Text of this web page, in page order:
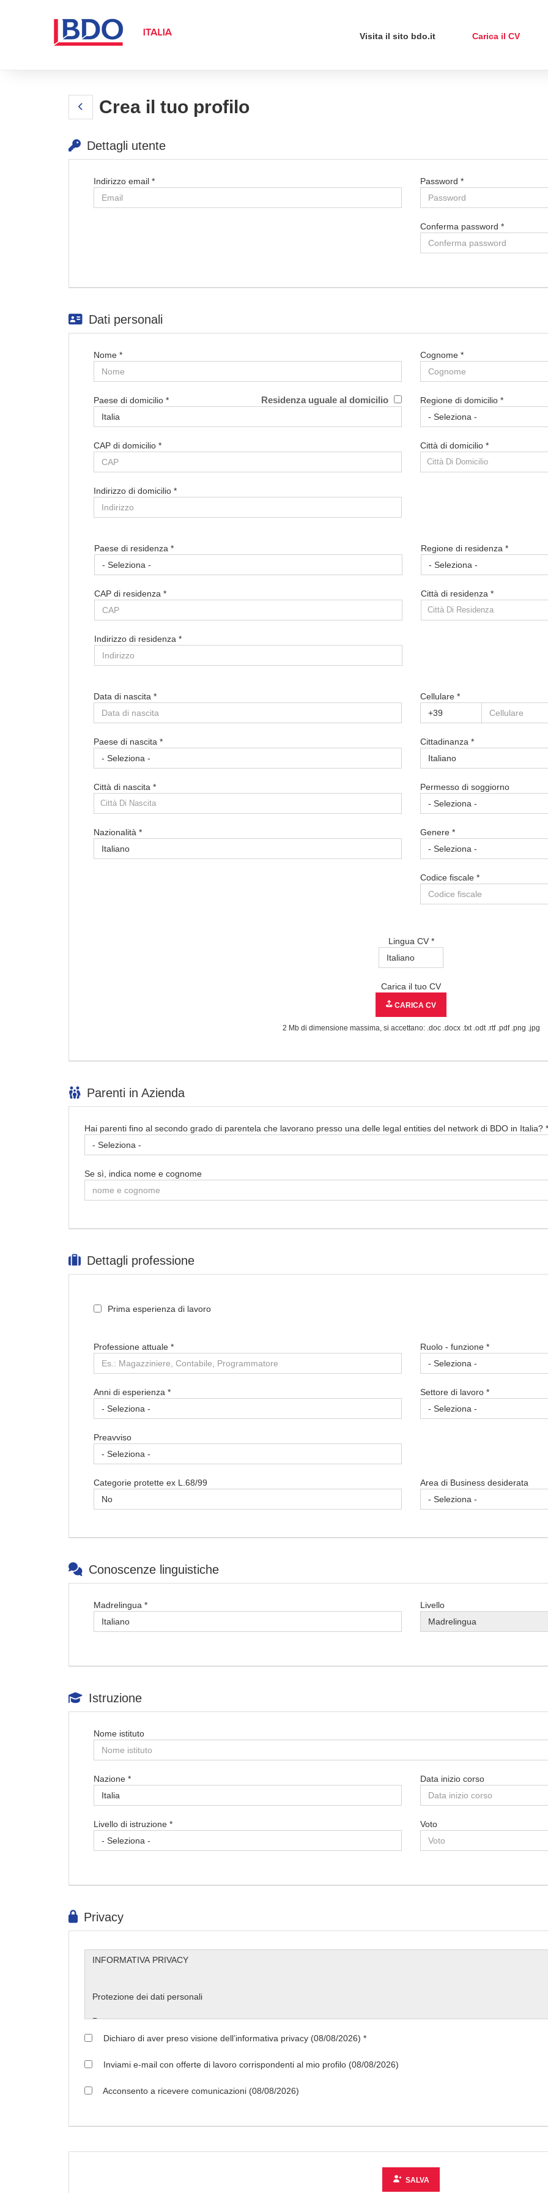
Visita il sito bdo.it Carica il CV
Crea il tuo profilo
Dettagli utente
Indirizzo email * Password *
Conferma password *
Dati personali
Nome * Cognome *
Paese di domicilio * Residenza uguale al domicilio Regione di domicilio *
CAP di domicilio * Città di domicilio *
Città Di Domicilio
Indirizzo di domicilio *
Paese di residenza * Regione di residenza *
CAP di residenza * Città di residenza *
Città Di Residenza
Indirizzo di residenza *
Data di nascita *
Paese di nascita *
Città di nascita *
Città Di Nascita
Nazionalità *
Cellulare *
Cittadinanza *
Permesso di soggiorno
Genere *
Codice fiscale *
Lingua CV *
Carica il tuo CV
CARICA CV
2 Mb di dimensione massima, si accettano: .doc .docx .txt .odt .rtf .pdf .png .jpg
Parenti in Azienda
Hai parenti fino al secondo grado di parentela che lavorano presso una delle legal entities del network di BDO in Italia? *
Se sì, indica nome e cognome
Dettagli professione
Prima esperienza di lavoro
Professione attuale * Ruolo - funzione *
Anni di esperienza *
Preavviso
Settore di lavoro *
Categorie protette ex L.68/99 Area di Business desiderata
Conoscenze linguistiche
Madrelingua * Livello
Istruzione
Nome istituto
Nazione *
Livello di istruzione *
Data inizio corso
Data di rilascio del titolo
Voto
Privacy
Dichiaro di aver preso visione dell’informativa privacy (08/08/2026) *
Inviami e-mail con offerte di lavoro corrispondenti al mio profilo (08/08/2026)
Acconsento a ricevere comunicazioni (08/08/2026)
SALVA